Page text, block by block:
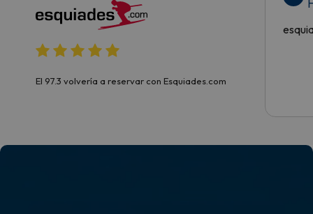
El 97.3 volvería a reservar con Esquiades.com